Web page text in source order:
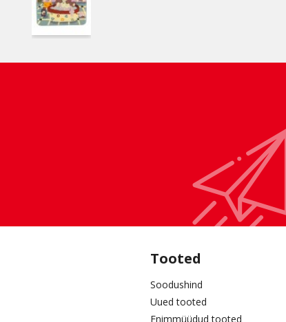
Tooted
Soodushind
Uued tooted
Enimmüüdud tooted